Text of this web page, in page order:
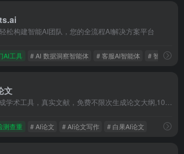
松构建智能AI团队，您的全流程AI解决方案平台
AI工具 # AI 数据洞察智能体 # 客服AI智能体 # 智能营销
文
测查重 # AI论文 # AI论文写作 # 白果AI论文